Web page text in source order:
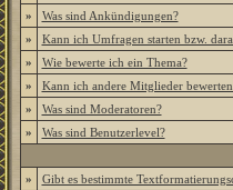
»
Was sind Ankündigungen?
»
Kann ich Umfragen starten bzw.
»
Wie bewerte ich ein Thema?
»
Kann ich andere Mitglieder
»
Was sind Moderatoren?
»
Was sind Benutzerlevel?
»
Gibt es bestimmte